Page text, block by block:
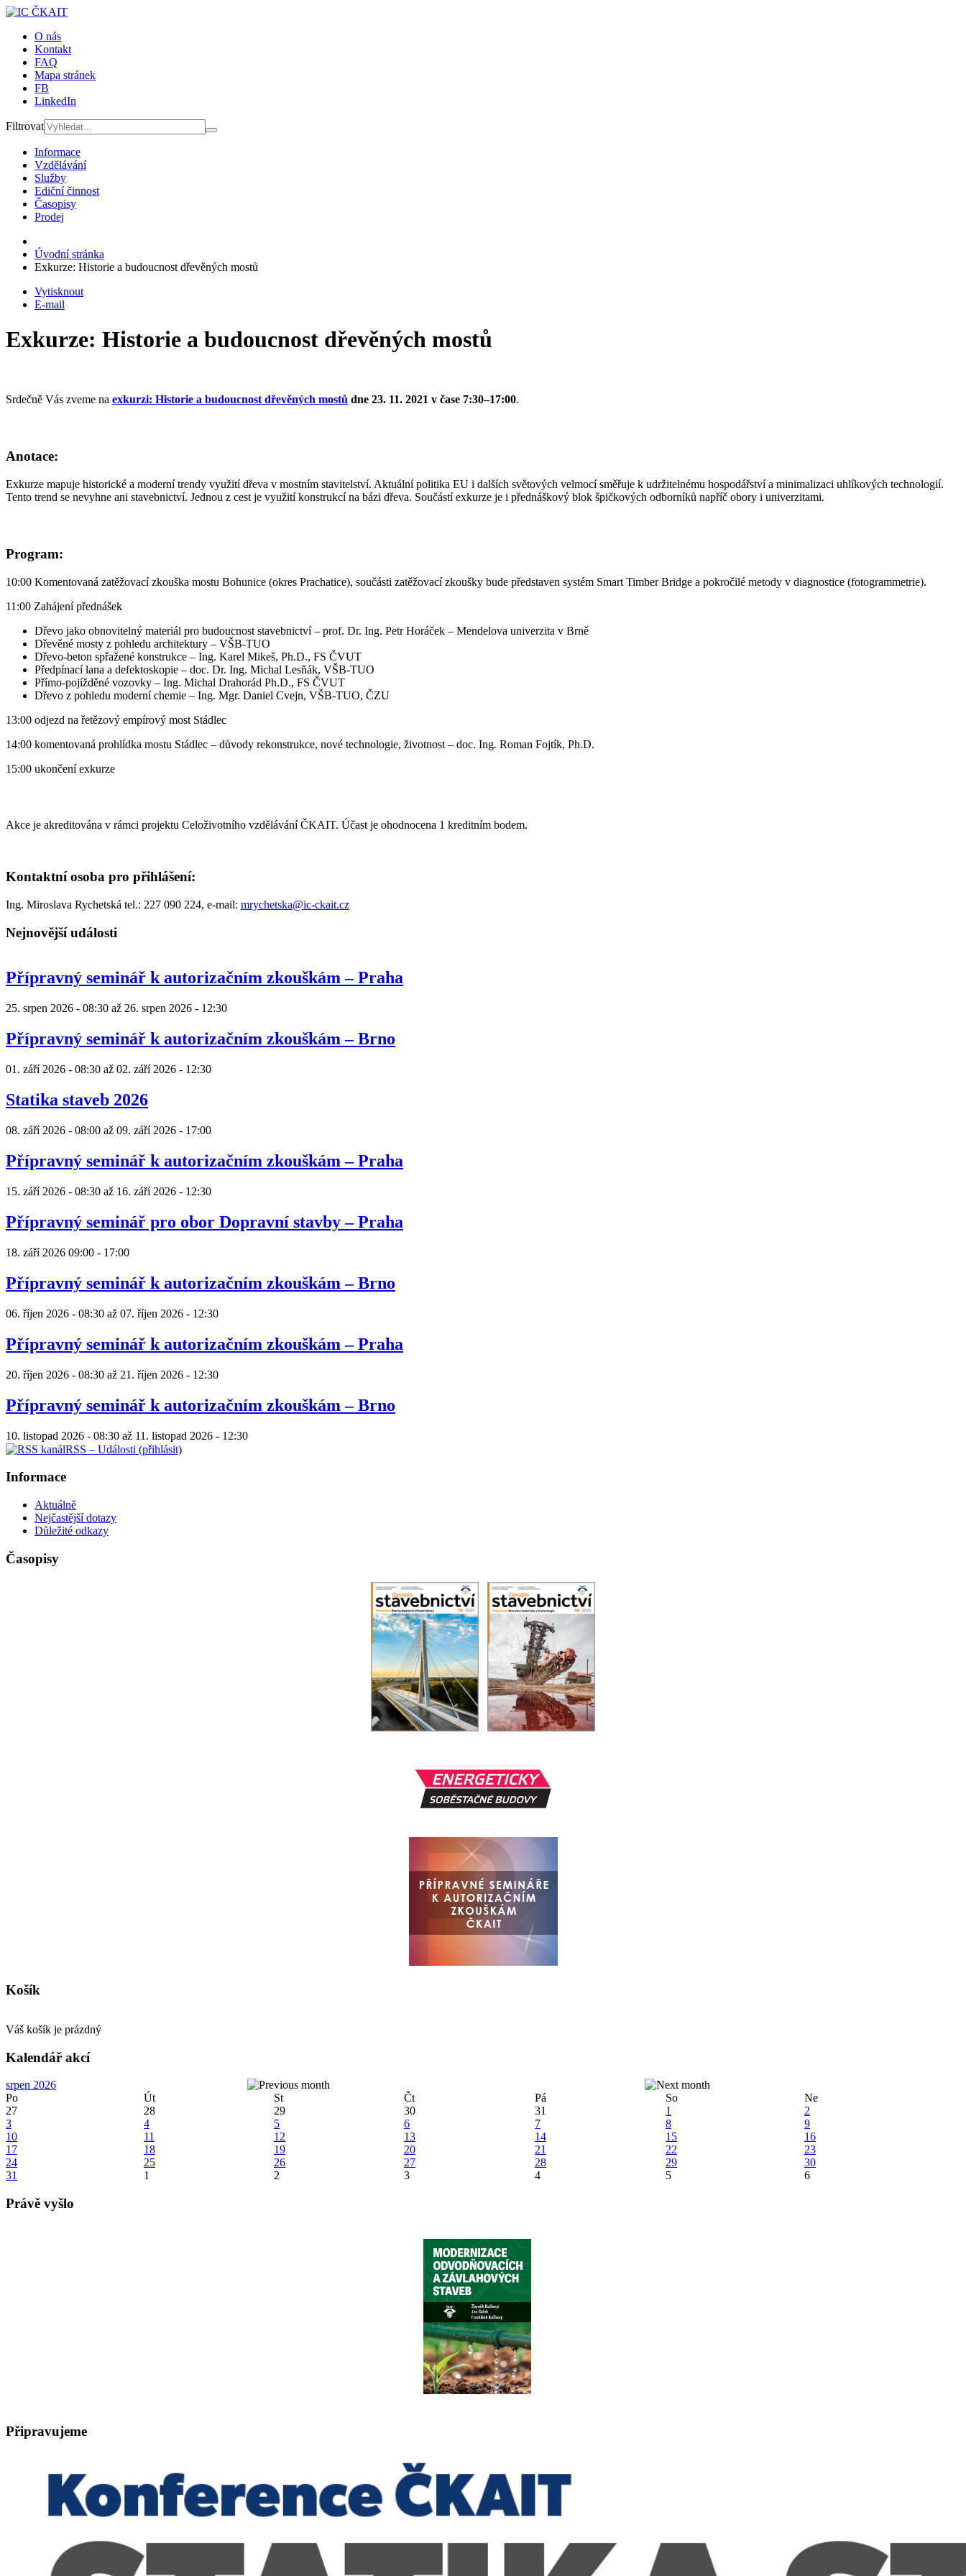
O nás
Kontakt
FAQ
Mapa stránek
FB
LinkedIn
Filtrovat
Informace
Vzdělávání
Služby
Ediční činnost
Časopisy
Prodej
Úvodní stránka
Exkurze: Historie a budoucnost dřevěných mostů
Vytisknout
E-mail
Exkurze: Historie a budoucnost dřevěných mostů
Srdečně Vás zveme na exkurzi: Historie a budoucnost dřevěných mostů dne 23. 11. 2021 v čase 7:30–17:00.
Anotace:
Exkurze mapuje historické a moderní trendy využití dřeva v mostním stavitelství. Aktuální politika EU i dalších světových velmocí směřuje k udržitelnému hospodářství a minimalizaci uhlíkových technologií.
Tento trend se nevyhne ani stavebnictví. Jednou z cest je využití konstrukcí na bázi dřeva. Součástí exkurze je i přednáškový blok špičkových odborníků napříč obory i univerzitami.
Program:
10:00 Komentovaná zatěžovací zkouška mostu Bohunice (okres Prachatice), součásti zatěžovací zkoušky bude představen systém Smart Timber Bridge a pokročilé metody v diagnostice (fotogrammetrie).
11:00 Zahájení přednášek
Dřevo jako obnovitelný materiál pro budoucnost stavebnictví – prof. Dr. Ing. Petr Horáček – Mendelova univerzita v Brně
Dřevěné mosty z pohledu architektury – VŠB-TUO
Dřevo-beton spřažené konstrukce – Ing. Karel Mikeš, Ph.D., FS ČVUT
Předpínací lana a defektoskopie – doc. Dr. Ing. Michal Lesňák, VŠB-TUO
Přímo-pojížděné vozovky – Ing. Michal Drahorád Ph.D., FS ČVUT
Dřevo z pohledu moderní chemie – Ing. Mgr. Daniel Cvejn, VŠB-TUO, ČZU
13:00 odjezd na řetězový empírový most Stádlec
14:00 komentovaná prohlídka mostu Stádlec – důvody rekonstrukce, nové technologie, životnost – doc. Ing. Roman Fojtík, Ph.D.
15:00 ukončení exkurze
Akce je akreditována v rámci projektu Celoživotního vzdělávání ČKAIT. Účast je ohodnocena 1 kreditním bodem.
Kontaktní osoba pro přihlášení:
Ing. Miroslava Rychetská tel.: 227 090 224, e-mail: mrychetska@ic-ckait.cz
Nejnovější události
Přípravný seminář k autorizačním zkouškám – Praha
25. srpen 2026 - 08:30 až 26. srpen 2026 - 12:30
Přípravný seminář k autorizačním zkouškám – Brno
01. září 2026 - 08:30 až 02. září 2026 - 12:30
Statika staveb 2026
08. září 2026 - 08:00 až 09. září 2026 - 17:00
Přípravný seminář k autorizačním zkouškám – Praha
15. září 2026 - 08:30 až 16. září 2026 - 12:30
Přípravný seminář pro obor Dopravní stavby – Praha
18. září 2026 09:00 - 17:00
Přípravný seminář k autorizačním zkouškám – Brno
06. říjen 2026 - 08:30 až 07. říjen 2026 - 12:30
Přípravný seminář k autorizačním zkouškám – Praha
20. říjen 2026 - 08:30 až 21. říjen 2026 - 12:30
Přípravný seminář k autorizačním zkouškám – Brno
10. listopad 2026 - 08:30 až 11. listopad 2026 - 12:30
RSS – Události (přihlásit)
Informace
Aktuálně
Nejčastější dotazy
Důležité odkazy
Časopisy
Košík
Váš košík je prázdný
Kalendář akcí
srpen 2026
Po
Út St Čt Pá So
Ne
27
28 29 30 31 1
2
3
4 5 6 7 8
9
10
11 12 13 14 15
16
17
18 19 20 21 22
23
24
25 26 27 28 29
30
31
1 2 3 4 5 6
Právě vyšlo
Připravujeme